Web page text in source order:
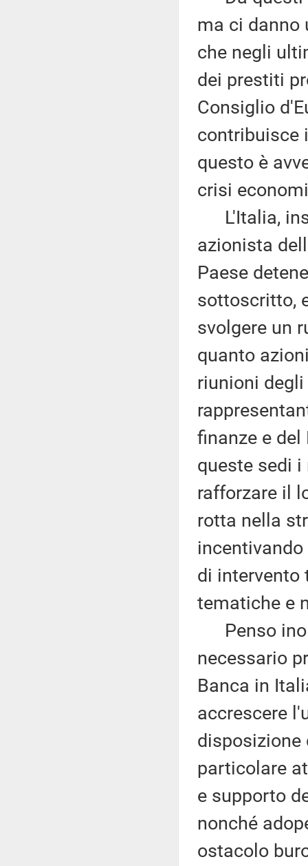
ma ci danno
che negli
dei prestiti
Consiglio
contribuisce
questo è
crisi
L'Italia,
azionista
Paese
sottoscritto,
svolgere un
quanto
riunioni
finanze e
queste sedi
rafforzare il
rotta nella
di intervento
tematiche e
Penso
necessario
Banca in
accrescere
disposizione
particolare
e supporto
nonché
ostacolo